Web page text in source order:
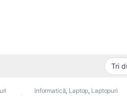
Informatică, Laptop, Laptopuri